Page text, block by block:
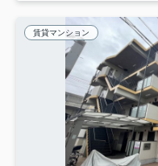
賃貸マンション